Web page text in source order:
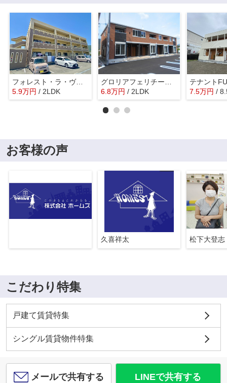
フォレスト・ラ・ヴィラ
5.9万円 / 2LDK
6.8万円 / 2LDK
テナント
7.5万円 /
お客様の声
久喜祥太 松下大登志
こだわり特集
戸建て賃貸特集
シングル賃貸物件特集
メールで共有する LINEで共有する